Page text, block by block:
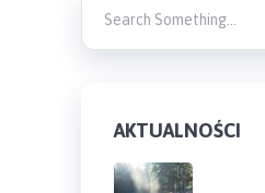
AKTUALNOŚCI